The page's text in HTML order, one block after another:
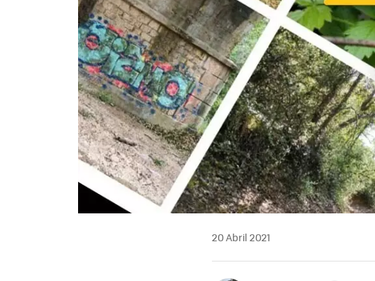
20 Abril 2021